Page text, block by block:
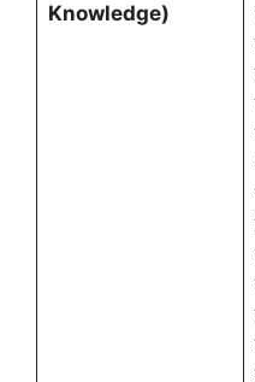
Knowledge)